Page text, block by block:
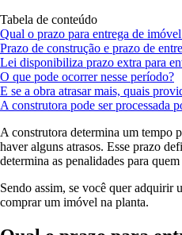
Tabela de conteúdo
Qual o prazo para entrega de
Prazo de construção e prazo de
Lei disponibiliza prazo extra para
O que pode ocorrer nesse período?
E se a obra atrasar mais, quais
A construtora pode ser processada
A construtora determina um tempo
haver alguns atrasos. Esse prazo
determina as penalidades para quem
Sendo assim, se você quer adquirir
comprar um imóvel na planta.